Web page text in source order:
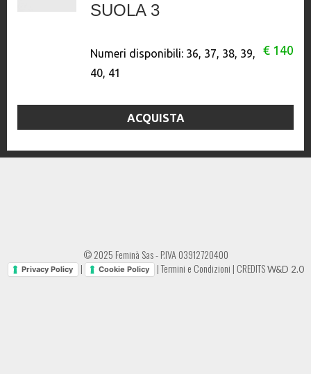
SUOLA 3
€ 140
Numeri disponibili:36, 37, 38, 39,
40, 41
ACQUISTA
© 2025 Feminà Sas - P.IVA 03912720400
Privacy Policy | Cookie Policy |Termini e Condizioni | CREDITSW&D 2.0